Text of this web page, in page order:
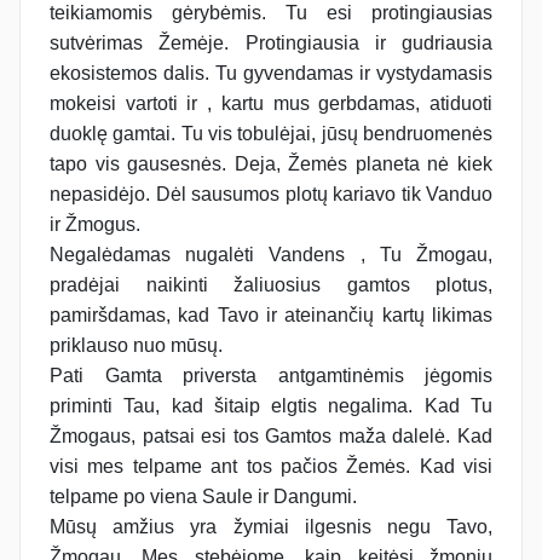
teikiamomis gėrybėmis. Tu esi protingiausias
sutvėrimas Žemėje. Protingiausia ir gudriausia
ekosistemos dalis. Tu gyvendamas ir vystydamasis
mokeisi vartoti ir , kartu mus gerbdamas, atiduoti
duoklę gamtai. Tu vis tobulėjai, jūsų bendruomenės
tapo vis gausesnės. Deja, Žemės planeta nė kiek
nepasidėjo. Dėl sausumos plotų kariavo tik Vanduo
ir Žmogus.
Negalėdamas nugalėti Vandens , Tu Žmogau,
pradėjai naikinti žaliuosius gamtos plotus,
pamiršdamas, kad Tavo ir ateinančių kartų likimas
priklauso nuo mūsų.
Pati Gamta priversta antgamtinėmis jėgomis
priminti Tau, kad šitaip elgtis negalima. Kad Tu
Žmogaus, patsai esi tos Gamtos maža dalelė. Kad
visi mes telpame ant tos pačios Žemės. Kad visi
telpame po viena Saule ir Dangumi.
Mūsų amžius yra žymiai ilgesnis negu Tavo,